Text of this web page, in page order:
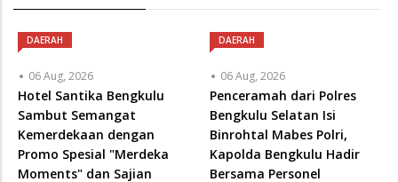
DAERAH
06 Aug, 2026
Hotel Santika Bengkulu
Sambut Semangat
Kemerdekaan dengan
Promo Spesial "Merdeka
Moments" dan Sajian
DAERAH
06 Aug, 2026
Penceramah dari Polres
Bengkulu Selatan Isi
Binrohtal Mabes Polri,
Kapolda Bengkulu Hadir
Bersama Personel